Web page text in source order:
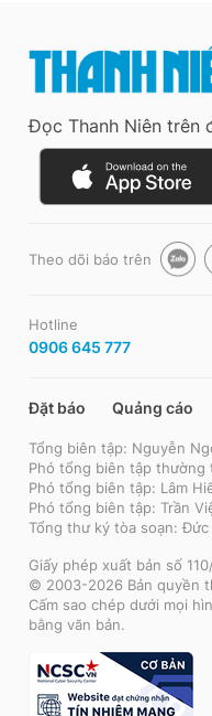
Đọc Thanh Niên trên
Theo dõi báo trên
Hotline
0906 645 777
Đặt báo Quảng cáo
Tổng biên tập: Nguyễn
Phó tổng biên tập thường
Phó tổng biên tập: Lâm
Phó tổng biên tập: Trần
Tổng thư ký tòa soạn: Đức
Giấy phép xuất bản số
© 2003-2026 Bản quyền
Cấm sao chép dưới mọi
bằng văn bản.